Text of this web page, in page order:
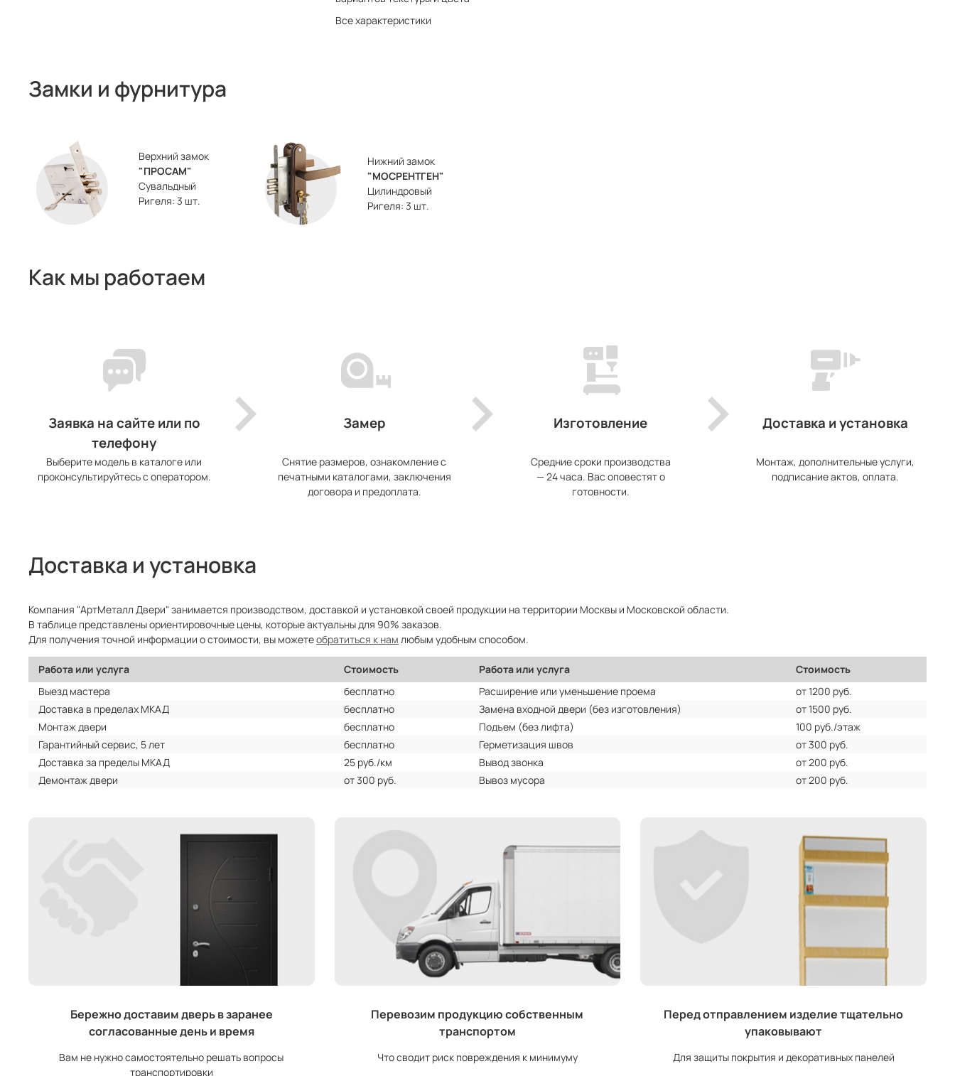
Все характеристики
Замки и фурнитура
Верхний замок
"ПРОСАМ"
Сувальдный
Ригеля: 3 шт.
Нижний замок
"МОСРЕНТГЕН"
Цилиндровый
Ригеля: 3 шт.
Как мы работаем
Заявка на сайте или по
телефону
Замер Изготовление Доставка и установка
Выберите модель в каталоге или
проконсультируйтесь с оператором.
Снятие размеров, ознакомление с
печатными каталогами, заключения
договора и предоплата.
Средние сроки производства
— 24 часа. Вас оповестят о
готовности.
Монтаж, дополнительные услуги,
подписание актов, оплата.
Доставка и установка
Компания "АртМеталл Двери" занимается производством, доставкой и установкой своей продукции на территории Москвы и Московской области.
В таблице представлены ориентировочные цены, которые актуальны для 90% заказов.
Для получения точной информации о стоимости, вы можетеобратиться к нам любым удобным способом.
Работа или услуга Стоимость Работа или услуга
Стоимость
Выезд мастера
бесплатно Расширение или уменьшение проема
от 1200 руб.
Доставка в пределах МКАД
бесплатно Замена входной двери (без изготовления)
от 1500 руб.
Монтаж двери
бесплатно Подъем (без лифта)
100 руб./этаж
Гарантийный сервис, 5 лет
бесплатно Герметизация швов
от 300 руб.
Доставка за пределы МКАД
25 руб./км Вывод звонка
от 200 руб.
Демонтаж двери
от 300 руб. Вывоз мусора от 200 руб.
Бережно доставим дверь в заранее
согласованные день и время
Вам не нужно самостоятельно решать вопросы
транспортировки
Перевозим продукцию собственным
транспортом
Что сводит риск повреждения к минимуму
Перед отправлением изделие тщательно
упаковывают
Для защиты покрытия и декоративных панелей